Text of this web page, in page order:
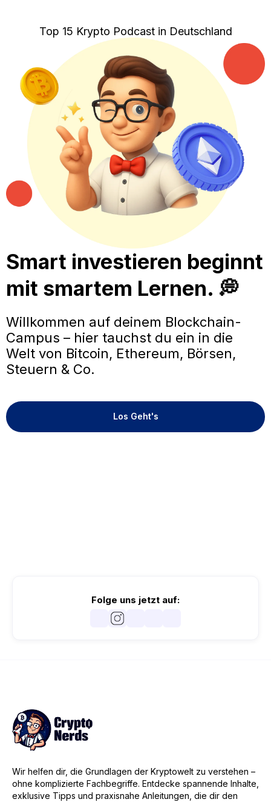
Top 15 Krypto Podcast in Deutschland
Smart investieren beginnt
mit smartem Lernen. 💭
Willkommen auf deinem Blockchain-
Campus – hier tauchst du ein in die
Welt von Bitcoin, Ethereum, Börsen,
Steuern & Co.
Los Geht's
Folge uns jetzt auf:
Wir helfen dir, die Grundlagen der Kryptowelt zu verstehen –
ohne komplizierte Fachbegriffe. Entdecke spannende Inhalte,
exklusive Tipps und praxisnahe Anleitungen, die dir den